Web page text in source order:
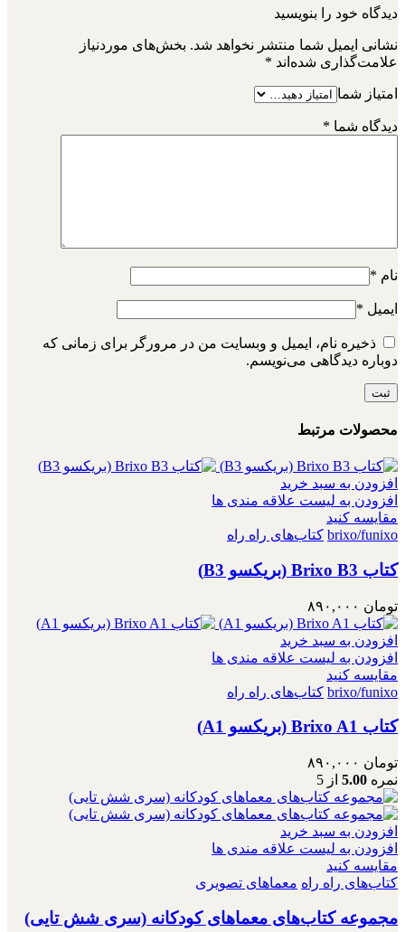
دیدگاه خود را بنویسید
نشانی ایمیل شما منتشر نخواهد شد. بخش‌های موردنیاز
علامت‌گذاری شده‌اند *
امتیاز شما
دیدگاه شما *
نام *
ایمیل *
ذخیره نام، ایمیل و وبسایت من در مرورگر برای زمانی که
دوباره دیدگاهی می‌نویسم.
محصولات مرتبط
افزودن به سبد خرید
افزودن به لیست علاقه مندی ها
مقایسه کنید
brixo/funixo کتاب‌های راه راه
کتاب Brixo B3 (بریکسو B3)
تومان
افزودن به سبد خرید
افزودن به لیست علاقه مندی ها
مقایسه کنید
brixo/funixo کتاب‌های راه راه
کتاب Brixo A1 (بریکسو A1)
تومان
نمره 5.00 از 5
افزودن به سبد خرید
افزودن به لیست علاقه مندی ها
مقایسه کنید
کتاب‌های راه راه معماهای تصویری
مجموعه کتاب‌های معماهای کودکانه (سری شش تایی)